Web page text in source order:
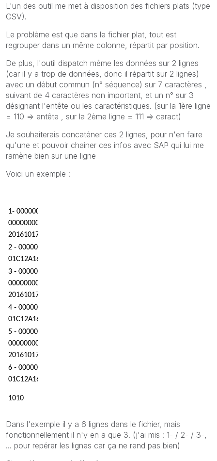
L'un des outil me met à disposition des fichiers plats (type
CSV).
Le problème est que dans le fichier plat, tout est
regrouper dans un même colonne, répartit par position.
De plus, l'outil dispatch même les données sur 2 lignes
(car il y a trop de données, donc il répartit sur 2 lignes)
avec un début commun (n° séquence) sur 7 caractères ,
suivant de 4 caractères non important, et un n° sur 3
désignant l'entête ou les caractéristiques. (sur la 1ère ligne
= 110 => entête , sur la 2ème ligne = 111 => caract)
Je souhaiterais concaténer ces 2 lignes, pour n'en faire
qu'une et pouvoir chainer ces infos avec SAP qui lui me
ramène bien sur une ligne
Voici un exemple :
1- 0000001HL17110013DSA80000480
20161017201610182018101700000000000000000
2 - 0000001HL17111 FR04 300Upload LOGIROSS
01C12A16 1010 A0000001 L02476865 430BA13
3 - 0000002HL17110013DSA80000480
20161017201610182018101700000000000000000
4 - 0000002HL17111 FR04 300Upload LOGIROSS
01C12A16 1010 A0000001 L02476860 430BA17
5 - 0000003HL17110013DSA80000480
20161017201610182018101700000000000000000
6 - 0000003HL17111 FR04 300Upload LOGIROSS
01C12A16
1010 A0000001 L02476859 430BA25
Dans l'exemple il y a 6 lignes dans le fichier, mais
fonctionnellement il n'y en a que 3. (j'ai mis : 1- / 2- / 3-,
... pour repérer les lignes car ça ne rend pas bien)